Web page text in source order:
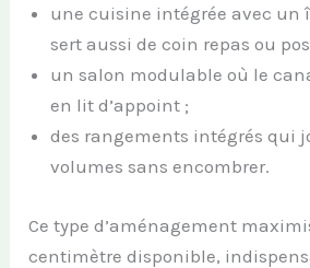
une cuisine intégrée avec un
sert aussi de coin repas ou
un salon modulable où le
en lit d’appoint ;
des rangements intégrés qui
volumes sans encombrer.
Ce type d’aménagement
centimètre disponible,